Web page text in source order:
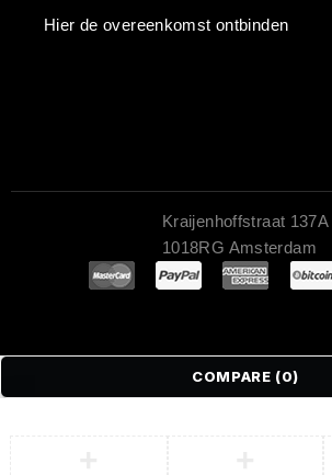
Hier de overeenkomst ontbinden
Kraijenhoffstraat 137A
1018RG Amsterdam
COMPARE (0)